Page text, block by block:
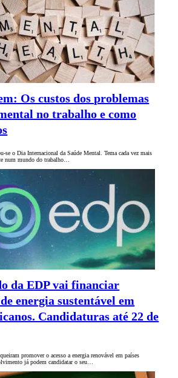
Os custos dos problemas
no trabalho e como
se o Dia Internacional da Saúde Mental. Tema cada vez mais
num mundo do trabalho…
da EDP vai financiar
energia sustentável em
Candidaturas até 22 de
promover o acesso a energia renovável em países
já podem candidatar o seu…